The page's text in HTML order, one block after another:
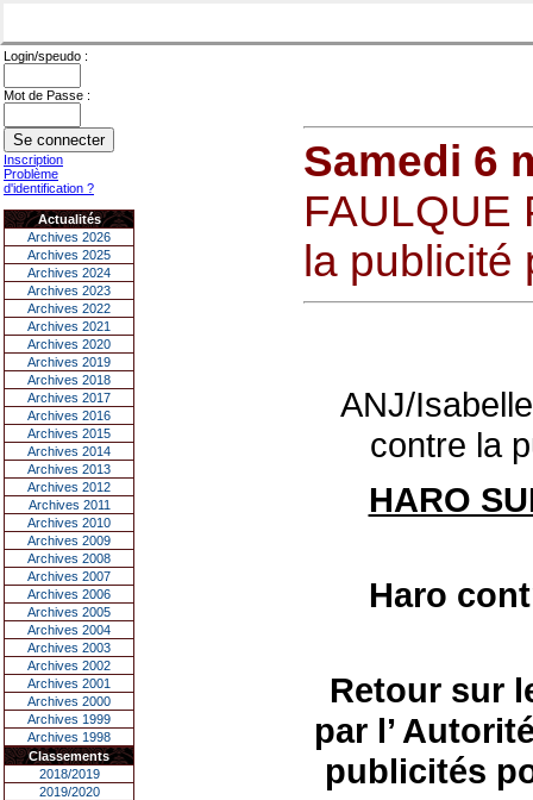
Login/speudo :
Mot de Passe :
Inscription
Problème
d'identification ?
Actualités
Archives 2026
Archives 2025
Archives 2024
Archives 2023
Archives 2022
Archives 2021
Archives 2020
Archives 2019
Archives 2018
Archives 2017
Archives 2016
Archives 2015
Archives 2014
Archives 2013
Archives 2012
Archives 2011
Archives 2010
Archives 2009
Archives 2008
Archives 2007
Archives 2006
Archives 2005
Archives 2004
Archives 2003
Archives 2002
Archives 2001
Archives 2000
Archives 1999
Archives 1998
Classements
2018/2019
2019/2020
Samedi 6
FAULQUE
la publicité
ANJ/
contre la
HARO
Haro
Retour sur
par l’
publicités